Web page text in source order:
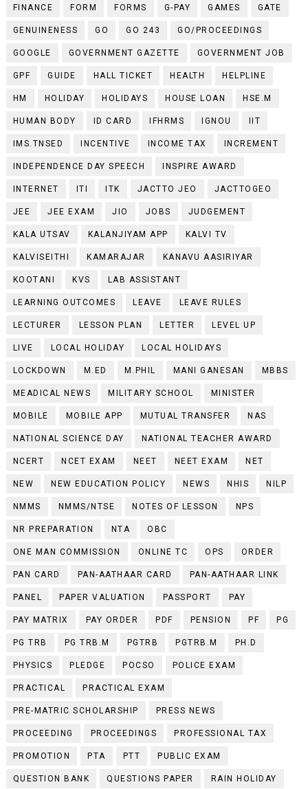
FINANCE FORM FORMS G-PAY GAMES GATE
GENUINENESS GO GO 243 GO/PROCEEDINGS
GOOGLE GOVERNMENT GAZETTE GOVERNMENT JOB
GPF GUIDE HALL TICKET HEALTH HELPLINE
HM HOLIDAY HOLIDAYS HOUSE LOAN HSE.M
HUMAN BODY ID CARD IFHRMS IGNOU IIT
IMS.TNSED INCENTIVE INCOME TAX INCREMENT
INDEPENDENCE DAY SPEECH INSPIRE AWARD
INTERNET ITI ITK JACTTO JEO JACTTOGEO
JEE JEE EXAM JIO JOBS JUDGEMENT
KALA UTSAV KALANJIYAM APP KALVI TV
KALVISEITHI KAMARAJAR KANAVU AASIRIYAR
KOOTANI KVS LAB ASSISTANT
LEARNING OUTCOMES LEAVE LEAVE RULES
LECTURER LESSON PLAN LETTER LEVEL UP
LIVE LOCAL HOLIDAY LOCAL HOLIDAYS
LOCKDOWN M.ED M.PHIL MANI GANESAN MBBS
MEADICAL NEWS MILITARY SCHOOL MINISTER
MOBILE MOBILE APP MUTUAL TRANSFER NAS
NATIONAL SCIENCE DAY NATIONAL TEACHER AWARD
NCERT NCET EXAM NEET NEET EXAM NET
NEW NEW EDUCATION POLICY NEWS NHIS NILP
NMMS NMMS/NTSE NOTES OF LESSON NPS
NR PREPARATION NTA OBC
ONE MAN COMMISSION ONLINE TC OPS ORDER
PAN CARD PAN-AATHAAR CARD PAN-AATHAAR LINK
PANEL PAPER VALUATION PASSPORT PAY
PAY MATRIX PAY ORDER PDF PENSION PF PG
PG TRB PG TRB.M PGTRB PGTRB.M PH.D
PHYSICS PLEDGE POCSO POLICE EXAM
PRACTICAL PRACTICAL EXAM
PRE-MATRIC SCHOLARSHIP PRESS NEWS
PROCEEDING PROCEEDINGS PROFESSIONAL TAX
PROMOTION PTA PTT PUBLIC EXAM
QUESTION BANK QUESTIONS PAPER RAIN HOLIDAY